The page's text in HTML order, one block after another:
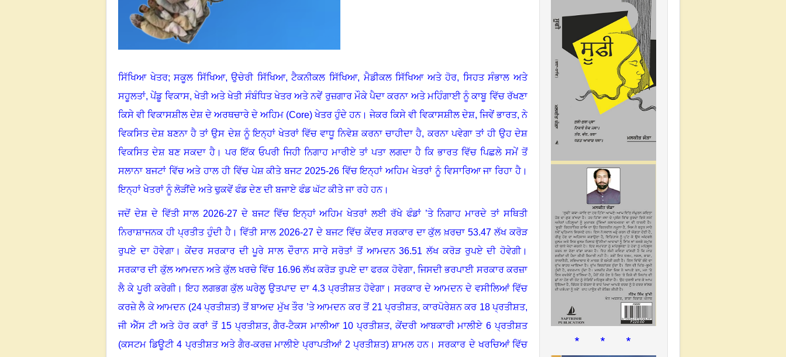
ਸਿੱਖਿਆ ਖੇਤਰ;ਸਕੂਲ ਸਿੱਖਿਆ,ਉਚੇਰੀ ਸਿੱਖਿਆ,ਟੈਕਨੀਕਲ ਸਿੱਖਿਆ, ਮੈਡੀਕਲ ਸਿੱਖਿਆ ਅਤੇ ਹੋਰ, ਸਿਹਤ ਸੰਭਾਲ ਅਤੇ
ਸਹੂਲਤਾਂ,ਪੇਂਡੂ ਵਿਕਾਸ,ਖੇਤੀ ਅਤੇ ਖੇਤੀ ਸੰਬੰਧਿਤ ਖੇਤਰ ਅਤੇ ਨਵੇਂ ਰੁਜ਼ਗਾਰ ਮੌਕੇ ਪੈਦਾ ਕਰਨਾ ਅਤੇ ਮਹਿੰਗਾਈ ਨੂੰ ਕਾਬੂ ਵਿੱਚ ਰੱਖਣਾ
ਕਿਸੇ ਵੀ ਵਿਕਾਸਸ਼ੀਲ ਦੇਸ਼ ਦੇ ਅਰਥਚਾਰੇ ਦੇ ਅਹਿਮ (Core)ਖੇਤਰ ਹੁੰਦੇ ਹਨ।ਜੇਕਰ ਕਿਸੇ ਵੀ ਵਿਕਾਸਸ਼ੀਲ ਦੇਸ਼, ਜਿਵੇਂ ਭਾਰਤ,ਨੇ
ਵਿਕਸਿਤ ਦੇਸ਼ ਬਣਨਾ ਹੈ ਤਾਂ ਉਸ ਦੇਸ਼ ਨੂੰ ਇਨ੍ਹਾਂ ਖੇਤਰਾਂ ਵਿੱਚ ਵਾਧੂ ਨਿਵੇਸ਼ ਕਰਨਾ ਚਾਹੀਦਾ ਹੈ,ਕਰਨਾ ਪਵੇਗਾ ਤਾਂ ਹੀ ਉਹ ਦੇਸ਼
ਵਿਕਸਿਤ ਦੇਸ਼ ਬਣ ਸਕਦਾ ਹੈ।ਪਰ ਇੱਕ ਓਪਰੀ ਜਿਹੀ ਨਿਗਾਹ ਮਾਰੀਏ ਤਾਂ ਪਤਾ ਲਗਦਾ ਹੈ ਕਿ ਭਾਰਤ ਵਿੱਚ ਪਿਛਲੇ ਸਮੇਂ ਤੋਂ
ਸਲਾਨਾ ਬਜਟਾਂ ਵਿੱਚ ਅਤੇ ਹਾਲ ਹੀ ਵਿੱਚ ਪੇਸ਼ ਕੀਤੇ ਬਜਟ 2025-26ਵਿੱਚ ਇਨ੍ਹਾਂ ਅਹਿਮ ਖੇਤਰਾਂ ਨੂੰ ਵਿਸਾਰਿਆ ਜਾ ਰਿਹਾ ਹੈ ।
ਇਨ੍ਹਾਂ ਖੇਤਰਾਂ ਨੂੰ ਲੋੜੀਂਦੇ ਅਤੇ ਢੁਕਵੇਂ ਫੰਡ ਦੇਣ ਦੀ ਬਜਾਏ ਫੰਡ ਘੱਟ ਕੀਤੇ ਜਾ ਰਹੇ ਹਨ।
ਜਦੋਂ ਦੇਸ਼ ਦੇ ਵਿੱਤੀ ਸਾਲ 2026-27 ਦੇ ਬਜਟ ਵਿੱਚ ਇਨ੍ਹਾਂ ਅਹਿਮ ਖੇਤਰਾਂ ਲਈ ਰੱਖੇ ਫੰਡਾਂ ’ਤੇ ਨਿਗਾਹ ਮਾਰਦੇ ਤਾਂ ਸਥਿਤੀ
ਨਿਰਾਸ਼ਾਜਨਕ ਹੀ ਪ੍ਰਤੀਤ ਹੁੰਦੀ ਹੈ।ਵਿੱਤੀ ਸਾਲ 2026-27 ਦੇ ਬਜਟ ਵਿੱਚ ਕੇਂਦਰ ਸਰਕਾਰ ਦਾ ਕੁੱਲ ਖ਼ਰਚਾ53.47 ਲੱਖ ਕਰੋੜ
ਰੁਪਏ ਦਾ ਹੋਵੇਗਾ ।ਕੇਂਦਰ ਸਰਕਾਰ ਦੀ ਪੂਰੇ ਸਾਲ ਦੌਰਾਨ ਸਾਰੇ ਸਰੋਤਾਂ ਤੋਂ ਆਮਦਨ36.51 ਲੱਖ ਕਰੋੜ ਰੁਪਏ ਦੀ ਹੋਵੇਗੀ।
ਸਰਕਾਰ ਦੀ ਕੁੱਲ ਆਮਦਨ ਅਤੇ ਕੁੱਲ ਖਰਚੇ ਵਿੱਚ 16.96ਲੱਖ ਕਰੋੜ ਰੁਪਏ ਦਾ ਫਰਕ ਹੋਵੇਗਾ, ਜਿਸਦੀ ਭਰਪਾਈ ਸਰਕਾਰ ਕਰਜ਼ਾ
ਲੈ ਕੇ ਪੂਰੀ ਕਰੇਗੀ। ਇਹ ਲਗਭਗ ਕੁੱਲ ਘਰੇਲੂ ਉਤਪਾਦ ਦਾ 4.3ਪ੍ਰਤੀਸ਼ਤ ਹੋਵੇਗਾ। ਸਰਕਾਰ ਦੇ ਆਮਦਨ ਦੇ ਵਸੀਲਿਆਂ ਵਿੱਚ
ਕਰਜ਼ੇ ਲੈ ਕੇ ਆਮਦਨ (24ਪ੍ਰਤੀਸ਼ਤ) ਤੋਂ ਬਾਅਦ ਮੁੱਖ ਤੌਰ ’ਤੇ ਆਮਦਨ ਕਰ ਤੋਂ 21 ਪ੍ਰਤੀਸ਼ਤ,ਕਾਰਪੋਰੇਸ਼ਨ ਕਰ 18ਪ੍ਰਤੀਸ਼ਤ,
ਜੀ ਐੱਸ ਟੀ ਅਤੇ ਹੋਰ ਕਰਾਂ ਤੋਂ 15ਪ੍ਰਤੀਸ਼ਤ,ਗੈਰ-ਟੈਕਸ ਮਾਲੀਆ 10 ਪ੍ਰਤੀਸ਼ਤ,ਕੇਂਦਰੀ ਆਬਕਾਰੀ ਮਾਲੀਏ6 ਪ੍ਰਤੀਸ਼ਤ
(ਕਸਟਮ ਡਿਊਟੀ4 ਪ੍ਰਤੀਸ਼ਤ ਅਤੇ ਗੈਰ-ਕਰਜ਼ ਮਾਲੀਏ ਪ੍ਰਾਪਤੀਆਂ 2 ਪ੍ਰਤੀਸ਼ਤ) ਸ਼ਾਮਲ ਹਨ।ਸਰਕਾਰ ਦੇ ਖਰਚਿਆਂ ਵਿੱਚ
* * *